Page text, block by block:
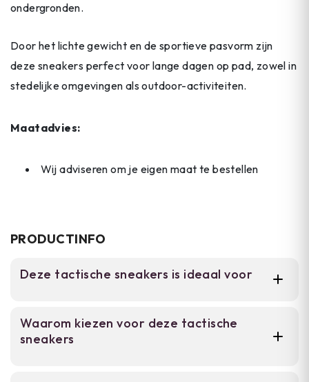
ondergronden.
Door het lichte gewicht en de sportieve pasvorm zijn
deze sneakers perfect voor lange dagen op pad, zowel in
stedelijke omgevingen als outdoor-activiteiten.
Maatadvies:
Wij adviseren om je eigen maat te bestellen
PRODUCTINFO
Deze tactische sneakers is ideaal voor
enthousiasten en wandelaars die een
lichtgewicht schoen nodig hebben voor
Waarom kiezen voor deze tactische
sneakers